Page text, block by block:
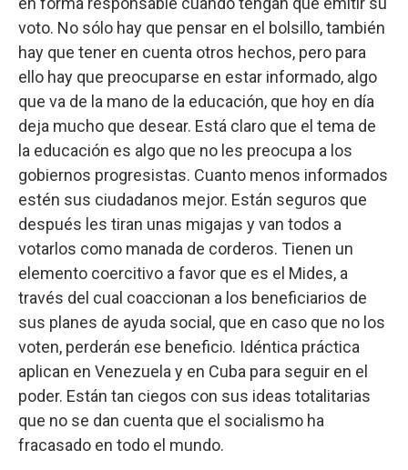
voto. No sólo hay que pensar en el bolsillo, también
hay que tener en cuenta otros hechos, pero para
ello hay que preocuparse en estar informado, algo
que va de la mano de la educación, que hoy en día
deja mucho que desear. Está claro que el tema de
la educación es algo que no les preocupa a los
gobiernos progresistas. Cuanto menos informados
estén sus ciudadanos mejor. Están seguros que
después les tiran unas migajas y van todos a
votarlos como manada de corderos. Tienen un
elemento coercitivo a favor que es el Mides, a
través del cual coaccionan a los beneficiarios de
sus planes de ayuda social, que en caso que no los
voten, perderán ese beneficio. Idéntica práctica
aplican en Venezuela y en Cuba para seguir en el
poder. Están tan ciegos con sus ideas totalitarias
que no se dan cuenta que el socialismo ha
fracasado en todo el mundo.